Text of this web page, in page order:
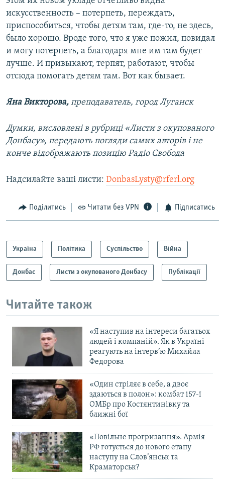
искусственность – потерпеть, переждать,
приспособиться, чтобы детям там, где-то, не здесь,
было хорошо. Вроде того, что я уже пожил, повидал
и могу потерпеть, а благодаря мне им там будет
лучше. И привыкают, терпят, работают, чтобы
отсюда помогать детям там. Вот как бывает.
Яна Викторова, преподаватель, город Луганск
Думки, висловлені в рубриці «Листи з окупованого
Донбасу», передають погляди самих авторів і не
конче відображають позицію Радіо Свобода
Надсилайте ваші листи: DonbasLysty@rferl.org
Поділитись Читати без VPN Підписатись
Україна Політика Суспільство Війна
Донбас Листи з окупованого Донбасу Публікації
Читайте також
«Я наступив на інтереси багатьох
людей і компаній». Як в Україні
реагують на інтерв’ю Михайла
Федорова
«Один стріляє в себе, а двоє
здаються в полон»: комбат 157-ї
ОМБр про Костянтинівку та
ближні бої
«Повільне прогризання». Армія
РФ готується до нового етапу
наступу на Слов’янськ та
Краматорськ?